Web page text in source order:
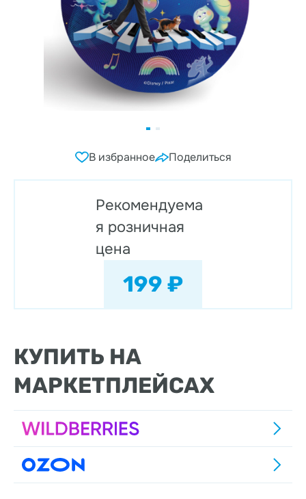
В избранное Поделиться
Рекомендуема
я розничная
цена
199 ₽
КУПИТЬ НА
МАРКЕТПЛЕЙСАХ